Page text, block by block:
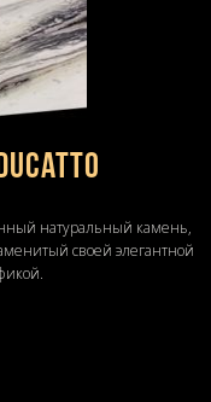
натуральный камень,
своей элегантной